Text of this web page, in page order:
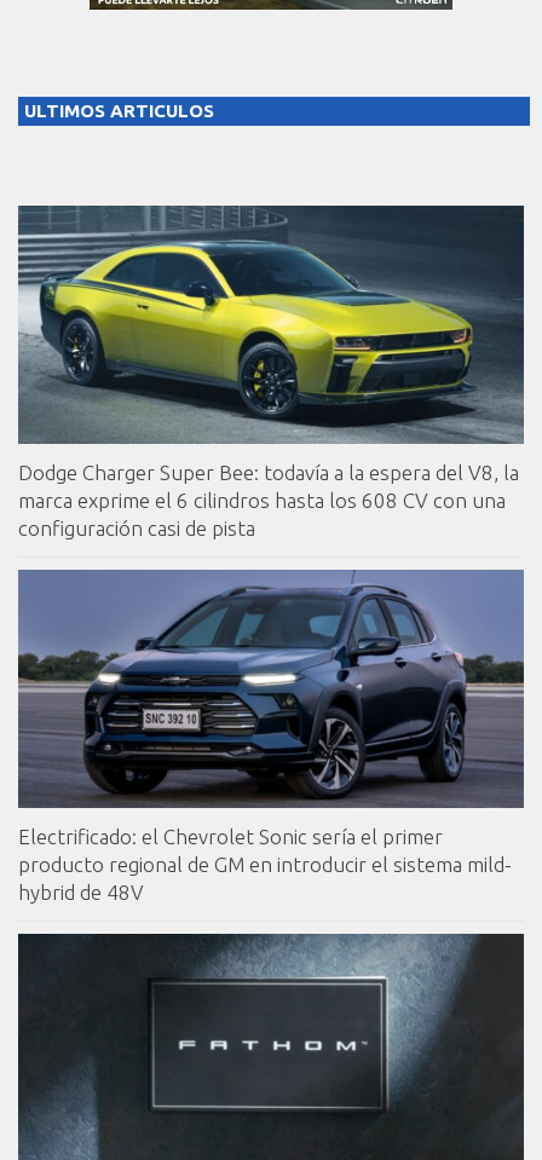
ULTIMOS ARTICULOS
Dodge Charger Super Bee: todavía a la espera del V8, la
marca exprime el 6 cilindros hasta los 608 CV con una
configuración casi de pista
Electrificado: el Chevrolet Sonic sería el primer
producto regional de GM en introducir el sistema mild-
hybrid de 48V